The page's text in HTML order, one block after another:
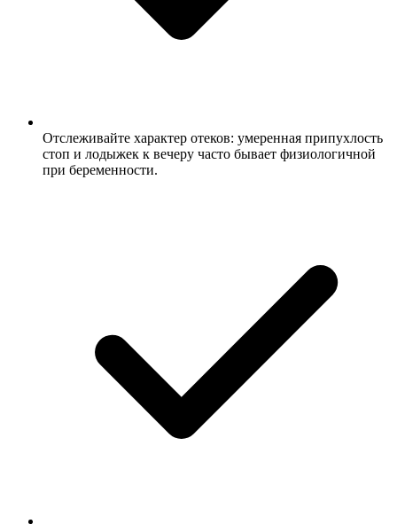
Отслеживайте характер отеков: умеренная припухлость
стоп и лодыжек к вечеру часто бывает физиологичной
при беременности.